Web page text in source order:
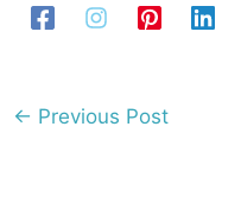
← Previous Post